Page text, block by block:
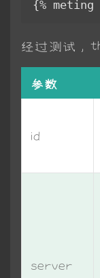
经过测试，
参数
id
server